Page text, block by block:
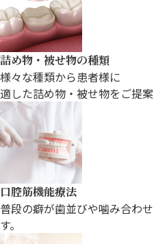
詰め物・被せ物の種類
様々な種類から患者様に
適した詰め物・被せ物をご提案
口腔筋機能療法
普段の癖が歯並びや噛み合わ
す。